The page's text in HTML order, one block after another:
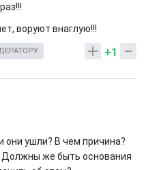
воруют внаглую!!!
+1
они ушли? В чем причина?
Должны же быть основания